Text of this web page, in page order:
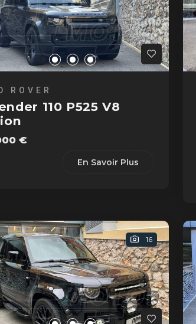
ROVER
110 P525 V8
€
En Savoir Plus
16